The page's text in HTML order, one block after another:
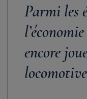
Parmi les
encore